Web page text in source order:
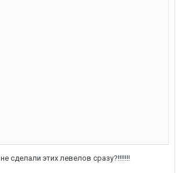
сделали этих левелов сразу?!!!!!!!